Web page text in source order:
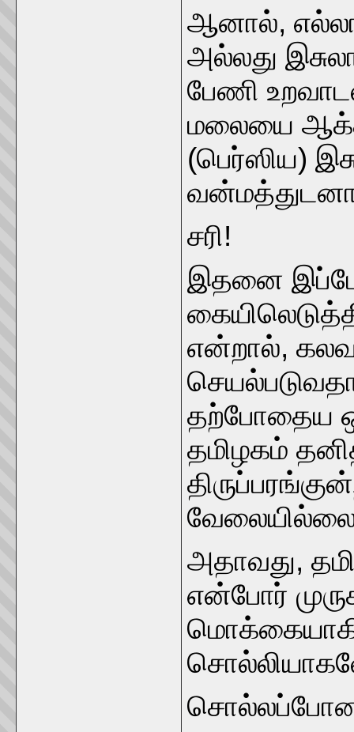
ஆனால்,
அல்லது
பேணி
மலையை
(பெர்ஸிய)
சரி!
இதனை
என்றால்,
தற்போதைய
தமிழகம்
அதாவது,
என்போர்